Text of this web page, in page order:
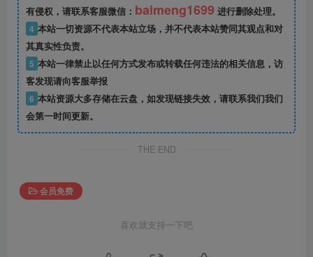
有侵权，请联系客服微信： baimeng1699 进行删除处理。
4 本站一切资源不代表本站立场，并不代表本站赞同其观点和对
其真实性负责。
5 本站一律禁止以任何方式发布或转载任何违法的相关信息，访
客发现请向客服举报
6 本站资源大多存储在云盘，如发现链接失效，请联系我们我们
会第一时间更新。
THE END
会员免费
喜欢就支持一下吧